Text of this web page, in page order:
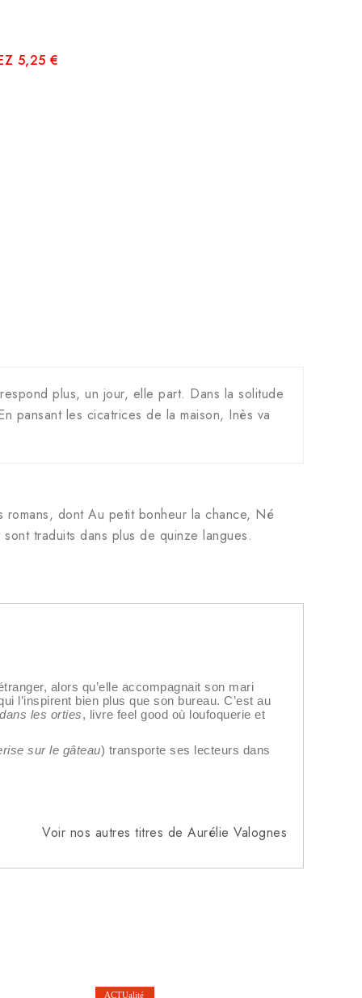
5,25 €
plus, un jour, elle part. Dans la solitude
pansant les cicatrices de la maison, Inès va
romans, dont Au petit bonheur la chance, Né
traduits dans plus de quinze langues.
alors qu’elle accompagnait son mari
l’inspirent bien plus que son bureau. C’est au
les orties, livre feel good où loufoquerie et
sur le gâteau) transporte ses lecteurs dans
Voir nos autres titres de Aurélie Valognes